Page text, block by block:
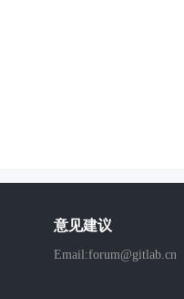
意见建议
Email:forum@gitlab.cn